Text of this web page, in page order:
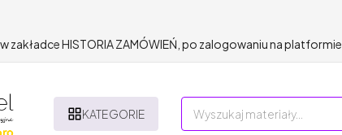
HISTORIA ZAMÓWIEŃ, po zalogowaniu na platformie.
KATEGORIE